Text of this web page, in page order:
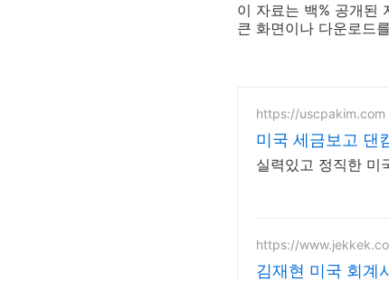
이 자료는 백% 공개된
큰 화면이나 다운로드
https://uscpakim.com
미국 세금보고 댄
실력있고 정직한 미
https://
김재현 미국 회계